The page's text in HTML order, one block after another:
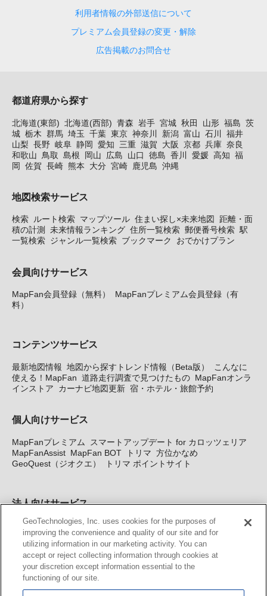
利用者情報の外部送信について
プレミアム会員登録の変更・解除
広告掲載のお問合せ
都道府県から探す
北海道(東部) 北海道(西部) 青森 岩手 宮城 秋田 山形 福島 茨
城 栃木 群馬 埼玉 千葉 東京 神奈川 新潟 富山 石川
福井
山梨 長野 岐阜 静岡 愛知 三重 滋賀 大阪 京都 兵庫 奈良
和歌山
鳥取 島根 岡山 広島 山口 徳島 香川 愛媛 高知 福
岡 佐賀 長崎 熊本 大分 宮崎 鹿児島 沖縄
地図検索サービス
検索 ルート検索 マップツール 住まい探し×未来地図
距離・面
積の計測
未来情報ランキング 住所一覧検索 郵便番号検索 駅
一覧検索 ジャンル一覧検索 ブックマーク おでかけプラン
会員向けサービス
MapFan会員登録（無料）
MapFanプレミアム会員登録（有
料）
コンテンツサービス
最新地図情報 地図から探すトレンド情報（Beta版）
こんなに
使える！MapFan 道路走行調査で見つけたもの MapFanオンラ
インストア
カーナビ地図更新 宿・ホテル・旅館予約
個人向けサービス
MapFanプレミアム
スマートアップデート for カロッツェリア
MapFanAssist MapFan BOT トリマ 方位かなめ
GeoQuest（ジオクエ）
トリマ ポイントサイト
法人向けサービス
法人向け地図・位置情報サービス WEBサイト・システム向け地
図API Windows PC向け地図開発キット MapFan DB 住所確認
サービス
MAP WORLD+ トリマ広告 Geo-Research
カーナビ地図更新サービス
GeoTechnologies, Inc. uses cookies for the purposes of
improving the convenience and quality of our site and for
utilizing information in our marketing activity. You can
accept or reject collecting information through cookies at
your discretion except information essential to the
functioning of our site.